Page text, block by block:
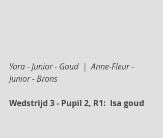
Yara - Junior - Goud  |  Anne-Fleur -
Junior - Brons
Wedstrijd 3 - Pupil 2, R1:  Isa goud